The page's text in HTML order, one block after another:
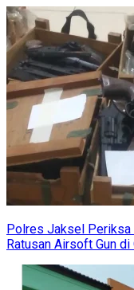
Polres Jaksel Periksa
Ratusan Airsoft Gun